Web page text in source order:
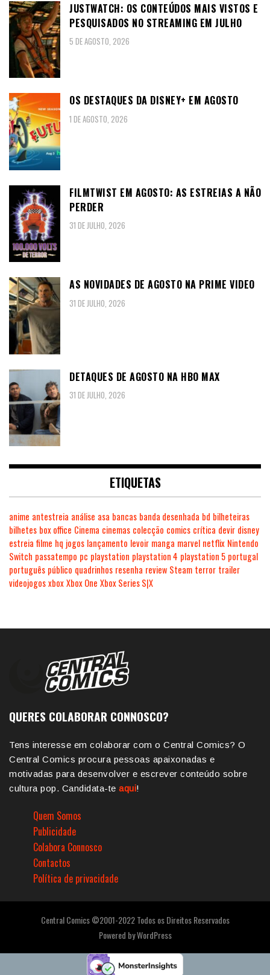
JUSTWATCH: OS CONTEÚDOS MAIS VISTOS E
PESQUISADOS NO STREAMING EM JULHO
5 DE AGOSTO, 2026
OS DESTAQUES DA DISNEY+ EM AGOSTO
1 DE AGOSTO, 2026
FILMTWIST EM AGOSTO: AS ESTREIAS A NÃO
PERDER
31 DE JULHO, 2026
AS NOVIDADES DE AGOSTO NA PRIME VIDEO
31 DE JULHO, 2026
DETAQUES DE AGOSTO NA HBO MAX
31 DE JULHO, 2026
ETIQUETAS
anime antestreia análise asa bancas banda desenhada bd bilheteiras
bilhetes box office Cinema cinemas colecção comics crítica devir disney
estreia filme hq jogos lançamento levoir manga marvel netflix Nintendo
Switch passatempo pc playstation playstation 4 playstation 5 portugal
português público quadrinhos resenha review Steam terror trailer
videojogosxboxXbox One Xbox Series S|X
QUERES COLABORAR CONNOSCO?
Tens interesse em colaborar com o Central Comics? O
Central Comics procura pessoas apaixonadas e
motivadas para desenvolver e escrever conteúdo sobre
cultura pop. Candidata-te aqui!
Quem Somos
Publicidade
Colabora Connosco
Contactos
Política de privacidade
Central Comics ©2001-2022 Todos os Direitos Reservados
Powered byWordPress